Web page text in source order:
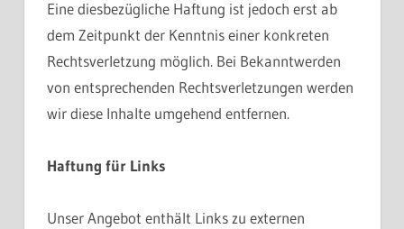
Eine diesbezügliche Haftung ist jedoch erst ab
dem Zeitpunkt der Kenntnis einer konkreten
Rechtsverletzung möglich. Bei Bekanntwerden
von entsprechenden Rechtsverletzungen werden
wir diese Inhalte umgehend entfernen.
Haftung für Links
Unser Angebot enthält Links zu externen